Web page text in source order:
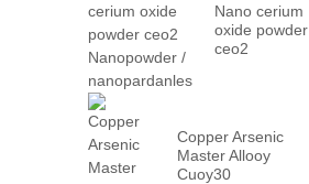
Nano cerium
oxide powder
ceo2
Copper Arsenic
Master Allooy
Cuoy30